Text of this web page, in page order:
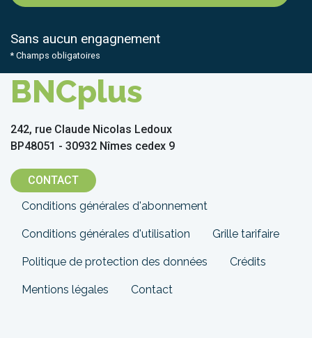
Sans aucun engagnement
* Champs obligatoires
BNCplus
242, rue Claude Nicolas Ledoux
BP48051 - 30932 Nîmes cedex 9
CONTACT
Menu
Pied
de
page
Conditions générales d'abonnement
Conditions générales d'utilisation Grille tarifaire
Politique de protection des données Crédits
Mentions légales Contact